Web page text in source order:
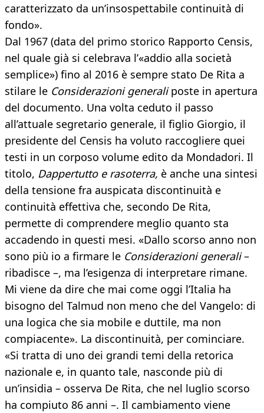
caratterizzato da un’insospettabile continuità di
fondo».
Dal 1967 (data del primo storico Rapporto Censis,
nel quale già si celebrava l’«addio alla società
semplice») fino al 2016 è sempre stato De Rita a
stilare le Considerazioni generaliposte in apertura
del documento. Una volta ceduto il passo
all’attuale segretario generale, il figlio Giorgio, il
presidente del Censis ha voluto raccogliere quei
testi in un corposo volume edito da Mondadori. Il
titolo, Dappertutto e rasoterra, è anche una sintesi
della tensione fra auspicata discontinuità e
continuità effettiva che, secondo De Rita,
permette di comprendere meglio quanto sta
accadendo in questi mesi. «Dallo scorso anno non
sono più io a firmare le Considerazioni generali–
ribadisce –, ma l’esigenza di interpretare rimane.
Mi viene da dire che mai come oggi l’Italia ha
bisogno del Talmud non meno che del Vangelo: di
una logica che sia mobile e duttile, ma non
compiacente». La discontinuità, per cominciare.
«Si tratta di uno dei grandi temi della retorica
nazionale e, in quanto tale, nasconde più di
un’insidia – osserva De Rita, che nel luglio scorso
ha compiuto 86 anni –. Il cambiamento viene